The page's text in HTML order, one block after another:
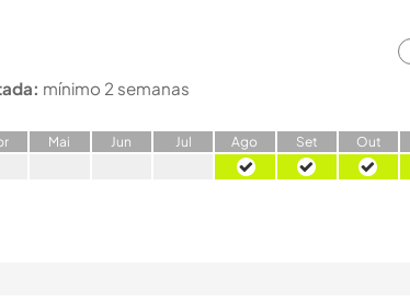
mínimo 2 semanas
Mai Jun Jul Ago Set Out